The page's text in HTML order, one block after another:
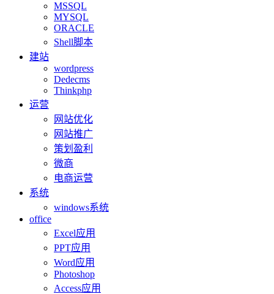
MSSQL
MYSQL
ORACLE
Shell脚本
建站
wordpress
Dedecms
Thinkphp
运营
网站优化
网站推广
策划盈利
微商
电商运营
系统
windows系统
office
Excel应用
PPT应用
Word应用
Photoshop
Access应用